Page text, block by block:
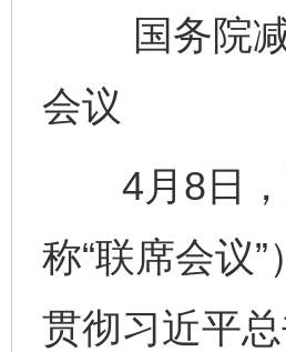
国务院减
会议
4月8日，
称“联席会议
贯彻习近平